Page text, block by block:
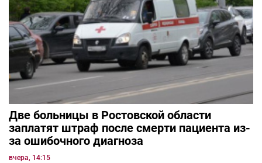
Две больницы в Ростовской области
заплатят штраф после смерти пациента из-
за ошибочного диагноза
вчера, 14:15